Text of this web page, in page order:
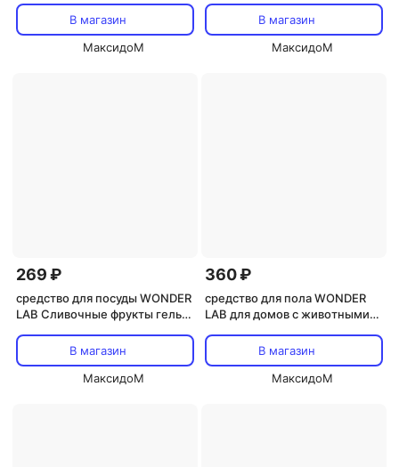
В магазин
МаксидоМ
В магазин
МаксидоМ
269 ₽
средство для посуды WONDER
LAB Сливочные фрукты гель
В магазин
МаксидоМ
360 ₽
средство для пола WONDER
LAB для домов с животными
В магазин
МаксидоМ